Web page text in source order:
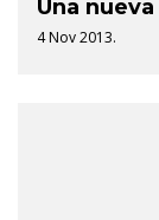
Una
4 Nov 2013.